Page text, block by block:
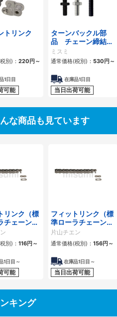
トリンク
別)： 220円～
1日目
可能
ターンバックル部
品 チェーン締結
用 スタンダードタ
イプ・ロングタイプ
ミスミ
通常価格(税別)： 530円～
在庫品1日目
当日出荷可能
な商品も見ています
リンク（標
チェーン）
別)： 116円～
1日目～
可能
フィットリンク（標
準ローラチェーン）
2列
片山チエン
通常価格(税別)： 156円～
在庫品1日目～
当日出荷可能
キング